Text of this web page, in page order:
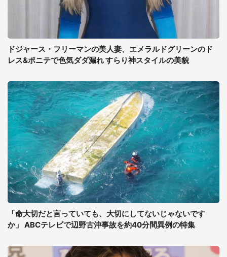
ドジャース・フリーマンの美人妻、エメラルドグリーンのド
レス&ポニテで色気ダダ漏れ すらり神スタイルの美貌
「命大切だと言っていても、大切にしてないじゃないです
か」 ABCテレビで辺野古沖事故を約40分間異例の特集